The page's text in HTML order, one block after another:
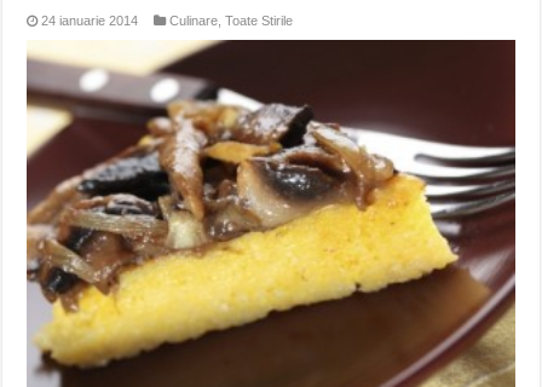
24 ianuarie 2014 Culinare ,Toate Stirile